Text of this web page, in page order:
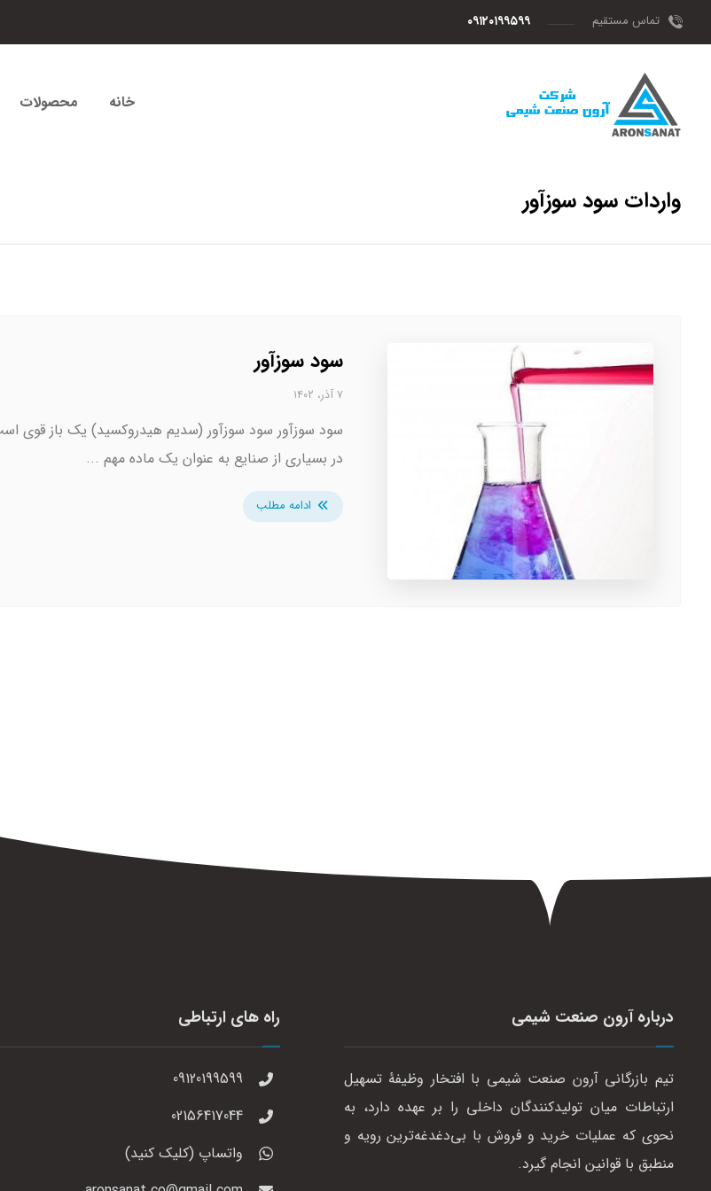
تماس مستقیم ۰۹۱۲۰۱۹۹۵۹۹
خانه محصولات
واردات سود سوزآور
سود سوزآور
۷ آذر، ۱۴۰۲
سود سوزآور سود سوزآور (سدیم هیدروکسید) یک باز قوی
در بسیاری از صنایع به عنوان یک ماده مهم ...
ادامه مطلب
درباره آرون صنعت شیمی
تیم بازرگانی آرون صنعت شیمی با افتخار وظیفهٔ تسهیل
ارتباطات میان تولیدکنندگان داخلی را بر عهده دارد، به
نحوی که عملیات خرید و فروش با بی‌دغدغه‌ترین رویه و
منطبق با قوانین انجام گیرد.
راه های ارتباطی
09120199599
02156417044
واتساپ (کلیک کنید)